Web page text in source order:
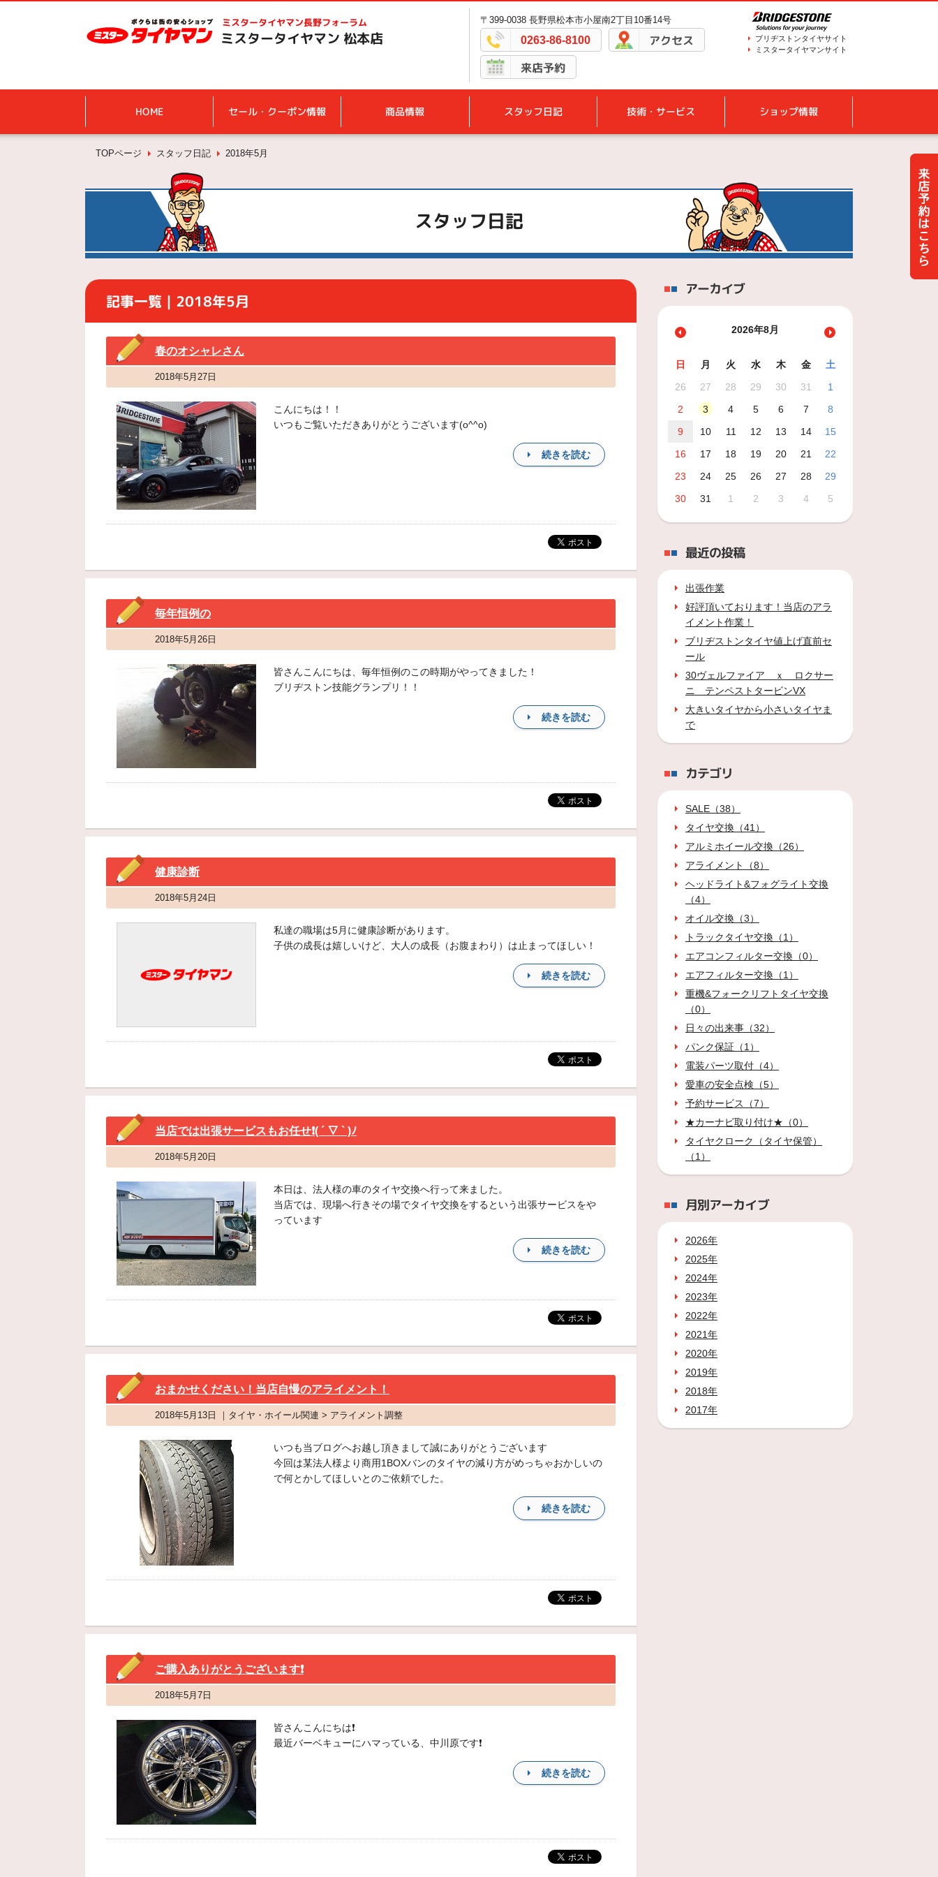
ミスタータイヤマン長野フォーラム
ミスタータイヤマン 松本店
〒399-0038 長野県松本市小屋南2丁目10番14号
0263-86-8100 アクセス
来店予約
ブリヂストンタイヤサイト
ミスタータイヤマンサイト
HOME セール・クーポン情報 商品情報 スタッフ日記 技術・サービス ショップ情報
TOPページ スタッフ日記 2018年5月
スタッフ日記
記事一覧｜2018年5月
春のオシャレさん
2018年5月27日
こんにちは！！
いつもご覧いただきありがとうございます(o^^o)
続きを読む
毎年恒例の
2018年5月26日
皆さんこんにちは、毎年恒例のこの時期がやってきました！
ブリヂストン技能グランプリ！！
続きを読む
健康診断
2018年5月24日
私達の職場は5月に健康診断があります。
子供の成長は嬉しいけど、大人の成長（お腹まわり）は止まってほしい！
続きを読む
当店では出張サービスもお任せ❗️( ´ ▽ ` )ﾉ
2018年5月20日
本日は、法人様の車のタイヤ交換へ行って来ました。
当店では、現場へ行きその場でタイヤ交換をするという出張サービスをや
っています
続きを読む
おまかせください！当店自慢のアライメント！
2018年5月13日 ｜タイヤ・ホイール関連 > アライメント調整
いつも当ブログへお越し頂きまして誠にありがとうございます
今回は某法人様より商用1BOXバンのタイヤの減り方がめっちゃおかしいの
で何とかしてほしいとのご依頼でした。
続きを読む
ご購入ありがとうございます❗️
2018年5月7日
皆さんこんにちは❗️
最近バーベキューにハマっている、中川原です❗️
続きを読む
アーカイブ
2026年8月
日 月 火 水 木 金
土
26
27 28 29 30 31
1
2
3 4 5 6 7
8
9
10 11 12 13 14
15
16
17 18 19 20 21
22
23
24 25 26 27 28
29
30
31 1 2 3 4 5
最近の投稿
出張作業
好評頂いております！当店のアラ
イメント作業！
ブリヂストンタイヤ値上げ直前セ
ール
30ヴェルファイア ｘ ロクサー
ニ テンペストタービンVX
大きいタイヤから小さいタイヤま
で
カテゴリ
SALE（38）
タイヤ交換（41）
アルミホイール交換（26）
アライメント（8）
ヘッドライト&フォグライト交換
（4）
オイル交換（3）
トラックタイヤ交換（1）
エアコンフィルター交換（0）
エアフィルター交換（1）
重機&フォークリフトタイヤ交換
（0）
日々の出来事（32）
パンク保証（1）
電装パーツ取付（4）
愛車の安全点検（5）
予約サービス（7）
★カーナビ取り付け★（0）
タイヤクローク（タイヤ保管）
（1）
月別アーカイブ
2026年
2025年
2024年
2023年
2022年
2021年
2020年
2019年
2018年
2017年